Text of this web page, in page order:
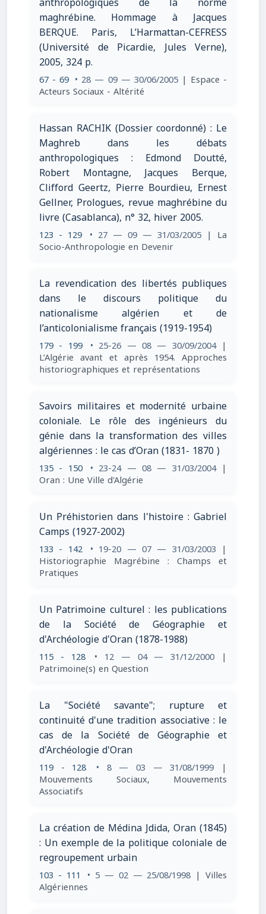
maghrébine. Hommage à Jacques
BERQUE. Paris, L’Harmattan-CEFRESS
(Université de Picardie, Jules Verne),
2005, 324 p.
67 - 69 • 28 — 09 — 30/06/2005 | Espace -
Acteurs Sociaux - Altérité
Hassan RACHIK (Dossier coordonné) : Le
Maghreb dans les débats
anthropologiques : Edmond Doutté,
Robert Montagne, Jacques Berque,
Clifford Geertz, Pierre Bourdieu, Ernest
Gellner, Prologues, revue maghrébine du
livre (Casablanca), n° 32, hiver 2005.
123 - 129 • 27 — 09 — 31/03/2005 | La
Socio-Anthropologie en Devenir
La revendication des libertés publiques
dans le discours politique du
nationalisme algérien et de
l’anticolonialisme français (1919-1954)
179 - 199 • 25-26 — 08 — 30/09/2004 |
L’Algérie avant et après 1954. Approches
historiographiques et représentations
Savoirs militaires et modernité urbaine
coloniale. Le rôle des ingénieurs du
génie dans la transformation des villes
algériennes : le cas d’Oran (1831- 1870 )
135 - 150 • 23-24 — 08 — 31/03/2004 |
Oran : Une Ville d'Algérie
Un Préhistorien dans l'histoire : Gabriel
Camps (1927-2002)
133 - 142 • 19-20 — 07 — 31/03/2003 |
Historiographie Magrébine : Champs et
Pratiques
Un Patrimoine culturel : les publications
de la Société de Géographie et
d'Archéologie d'Oran (1878-1988)
115 - 128 • 12 — 04 — 31/12/2000 |
Patrimoine(s) en Question
La "Société savante"; rupture et
continuité d'une tradition associative : le
cas de la Société de Géographie et
d'Archéologie d'Oran
119 - 128 • 8 — 03 — 31/08/1999 |
Mouvements Sociaux, Mouvements
Associatifs
La création de Médina Jdida, Oran (1845)
: Un exemple de la politique coloniale de
regroupement urbain
103 - 111 • 5 — 02 — 25/08/1998 | Villes
Algériennes